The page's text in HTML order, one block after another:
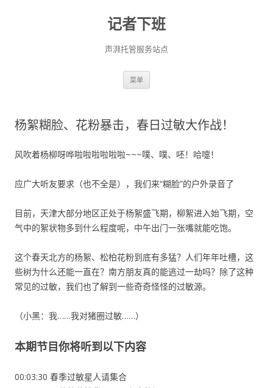
记者下班
声湃托管服务站点
菜单
杨絮糊脸、花粉暴击，春日过敏大作战！
风吹着杨柳呀哗啦啦啦啦啦啦~~~噗、噗、呸！哈嚏！
应广大听友要求（也不全是），我们来“糊脸”的户外录音了
目前，天津大部分地区正处于杨絮盛飞期，柳絮进入始飞期，空
气中的絮状物多到什么程度呢，中午出门一张嘴就能吃饱。
这个春天北方的杨絮、松柏花粉到底有多猛？人们年年吐槽，这
些树为什么还能一直在？南方朋友真的能逃过一劫吗？除了这种
常见的过敏，我们也了解到一些奇奇怪怪的过敏源。
（小黑：我……我对猪圈过敏……）
本期节目你将听到以下内容
00:03:30 春季过敏星人请集合